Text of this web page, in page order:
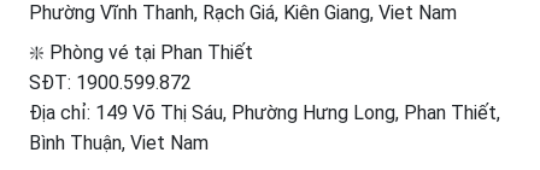
Phường Vĩnh Thanh, Rạch Giá, Kiên Giang, Viet Nam
❇️ Phòng vé tại Phan Thiết
SĐT: 1900.599.872
Địa chỉ: 149 Võ Thị Sáu, Phường Hưng Long, Phan Thiết,
Bình Thuận, Viet Nam